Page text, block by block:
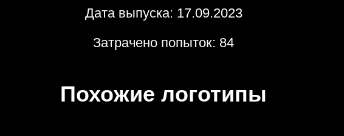
Дата выпуска: 17.09.2023
Затрачено попыток: 84
Похожие логотипы